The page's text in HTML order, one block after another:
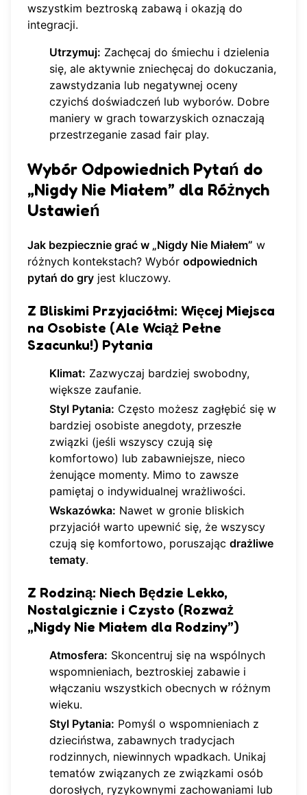
wszystkim beztroską zabawą i okazją do
integracji.
Utrzymuj: Zachęcaj do śmiechu i dzielenia
się, ale aktywnie zniechęcaj do dokuczania,
zawstydzania lub negatywnej oceny
czyichś doświadczeń lub wyborów. Dobre
maniery w grach towarzyskich oznaczają
przestrzeganie zasad fair play.
Wybór Odpowiednich Pytań do
„Nigdy Nie Miałem” dla Różnych
Ustawień
Jak bezpiecznie grać w „Nigdy Nie Miałem” w
różnych kontekstach? Wybór odpowiednich
pytań do gry jest kluczowy.
Z Bliskimi Przyjaciółmi: Więcej Miejsca
na Osobiste (Ale Wciąż Pełne
Szacunku!) Pytania
Klimat: Zazwyczaj bardziej swobodny,
większe zaufanie.
Styl Pytania: Często możesz zagłębić się w
bardziej osobiste anegdoty, przeszłe
związki (jeśli wszyscy czują się
komfortowo) lub zabawniejsze, nieco
żenujące momenty. Mimo to zawsze
pamiętaj o indywidualnej wrażliwości.
Wskazówka: Nawet w gronie bliskich
przyjaciół warto upewnić się, że wszyscy
czują się komfortowo, poruszając drażliwe
tematy.
Z Rodziną: Niech Będzie Lekko,
Nostalgicznie i Czysto (Rozważ
„Nigdy Nie Miałem dla Rodziny”)
Atmosfera: Skoncentruj się na wspólnych
wspomnieniach, beztroskiej zabawie i
włączaniu wszystkich obecnych w różnym
wieku.
Styl Pytania: Pomyśl o wspomnieniach z
dzieciństwa, zabawnych tradycjach
rodzinnych, niewinnych wpadkach. Unikaj
tematów związanych ze związkami osób
dorosłych, ryzykownymi zachowaniami lub